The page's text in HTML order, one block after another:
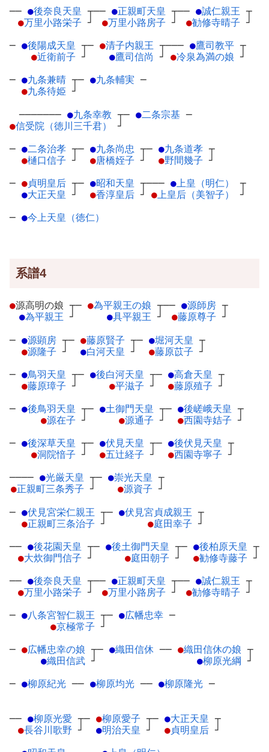
── ●後奈良天皇 ┬
●万里小路栄子 ┘
── ●正親町天皇 ┬
●万里小路房子 ┘
── ●誠仁親王 ┬
●勧修寺晴子 ┘
─ ●後陽成天皇 ┬
●近衛前子 ┘
─ ●清子内親王 ┬
●鷹司信尚 ┘
─── ●鷹司教平 ┬
●冷泉為満の娘 ┘
─ ●九条兼晴 ┬
●九条待姫 ┘
─ ●九条輔実 ─
─────── ●九条幸教 ┬
●信受院（徳川三千君） ┘
─ ●二条宗基 ─
─ ●二条治孝 ┬
●樋口信子 ┘
─ ●九条尚忠 ┬
●唐橋姪子 ┘
─ ●九条道孝 ┬
●野間幾子 ┘
─ ●貞明皇后 ┬
●大正天皇 ┘
─ ●昭和天皇 ┬
●香淳皇后 ┘
─── ●上皇（明仁）
┬
●上皇后（美智子） ┘
─ ●今上天皇（徳仁）
系譜4
●源高明の娘 ┬
●為平親王 ┘
─ ●為平親王の娘 ┬
●具平親王 ┘
── ●源師房 ┬
●藤原尊子 ┘
─ ●源顕房 ┬
●源隆子 ┘
─ ●藤原賢子 ┬
●白河天皇 ┘
─ ●堀河天皇 ┬
●藤原苡子 ┘
─ ●鳥羽天皇 ┬
●藤原璋子 ┘
─ ●後白河天皇 ┬
●平滋子 ┘
─ ●高倉天皇 ┬
●藤原殖子 ┘
─ ●後鳥羽天皇 ┬
●源在子 ┘
─ ●土御門天皇 ┬
●源通子 ┘
─ ●後嵯峨天皇 ┬
●西園寺姞子 ┘
─ ●後深草天皇 ┬
●洞院愔子 ┘
─ ●伏見天皇 ┬
●五辻経子 ┘
─ ●後伏見天皇 ┬
●西園寺寧子 ┘
──── ●光厳天皇 ┬
●正親町三条秀子 ┘
─ ●崇光天皇 ┬
●源資子 ┘
─ ●伏見宮栄仁親王 ┬
●正親町三条治子 ┘
─ ●伏見宮貞成親王 ┬
●庭田幸子 ┘
── ●後花園天皇 ┬
●大炊御門信子 ┘
─ ●後土御門天皇 ┬
●庭田朝子 ┘
─ ●後柏原天皇 ┬
●勧修寺藤子 ┘
── ●後奈良天皇 ┬
●万里小路栄子 ┘
── ●正親町天皇 ┬
●万里小路房子 ┘
── ●誠仁親王 ┬
●勧修寺晴子 ┘
─ ●八条宮智仁親王 ┬
●京極常子 ┘
─ ●広幡忠幸 ─
─ ●広幡忠幸の娘 ┬
●織田信武 ┘
─ ●織田信休 ── ●織田信休の娘 ┬
●柳原光綱 ┘
─ ●柳原紀光 ── ●柳原均光 ── ●柳原隆光 ─
── ●柳原光愛 ┬
●長谷川歌野 ┘
─ ●柳原愛子 ┬
●明治天皇 ┘
─ ●大正天皇 ┬
●貞明皇后 ┘